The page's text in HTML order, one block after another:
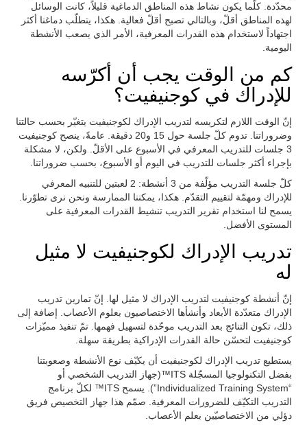
محدّدة. كلّما يكون نشاط هذه المناطق الدماغية قليلاً، كانت الوسائل
لهذه المناطق أقلّ، وبالتالي تصبح أقلّ فعالية. هكذا، يتطلّب دماغنا أكثر
اجتهاداً لاستخدام هذه القدرات المعرفية، الأمر الذي يصعب الأنشطة
اليومية.
كم من الوقت يجب أن أكرّسه
للإدراك في كوجنيفيت؟
إنّ الوقت اللازم لتكريسه لتدريب الإدراك لكوجنيفيت يتغيّر بحسب حالتنا
وضروراتنا. تدوم كلّ جلسة حول 15 و20 دقيقة. عامةً، ينصح كوجنيفيت
3 جلسات للتدريب المعرفي في الأسبوع على الأقلّ. ولكن، لا مشكلة
بإجراء أكثر جلسات للتدريب في اليوم أو الأسبوع، بحسب ضروراتنا.
كلّ جلسة التدريب مؤلّفة من 3 أنشطة: 2 لعبتين للتنبيه المعرفي
للإدراك ومهمّة لتقييم التقدّم. هكذا، يمكننا الممارسة ونحن نرى تطوّرنا.
يسمح لنا استخدام تقرير التدريب تنشيط القدرات المعرفية على
المستوى الأفضل.
تدريب الإدراك لكوجنيفيت لا مثيل
له
إنّ أنشطة كوجنيفيت لتدريب الإدراك لا مثيل لها. إنّ تمارين تدريب
الإدراك متعدّدة الأبعاد وأنشأها الاختصاصيون بعلوم الأعصاب. إضافة إلى
ذلك، تكون التنائج بعد التدريب موحّدة لتسهيل فهمها. تمّ تنفيذ مميّزات
كوجنيفيت لتحسّن حالة القدرات الإدراكية بطريقة سهلة.
يستطيع تدريب الإدراك لكوجنيفيت أن يكيّف نوع الأنشطة وصعوبتنا
بفضل التكنولوجيا المسجّلة ITS™(جهاز التدريب الشخصي أو
“Individualized Training System”). يسمح ITS™ لكلّ برنامج
التدريب التكيّف للضرورات المعرفية. صمّم هذا جهاز التخصيص فريق
دؤلي من الاختصاصيّين بعلم الأعصاب.